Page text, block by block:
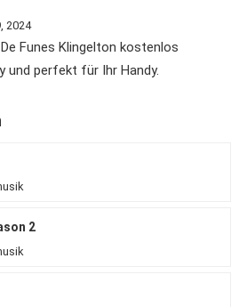
2024
Funes Klingelton kostenlos
und perfekt für Ihr Handy.
2